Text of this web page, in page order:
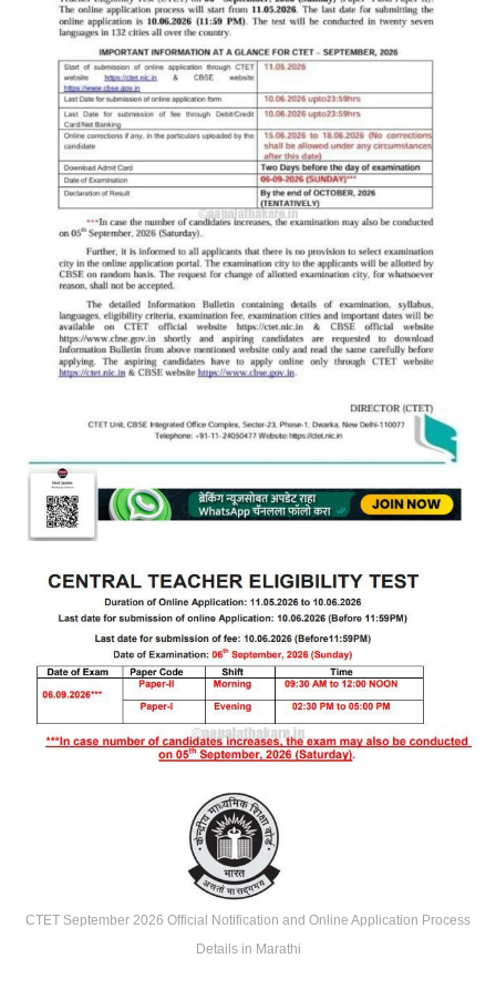
CTET September 2026 Official Notification and Online Application Process
Details in Marathi